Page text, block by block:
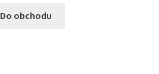
Do obchodu